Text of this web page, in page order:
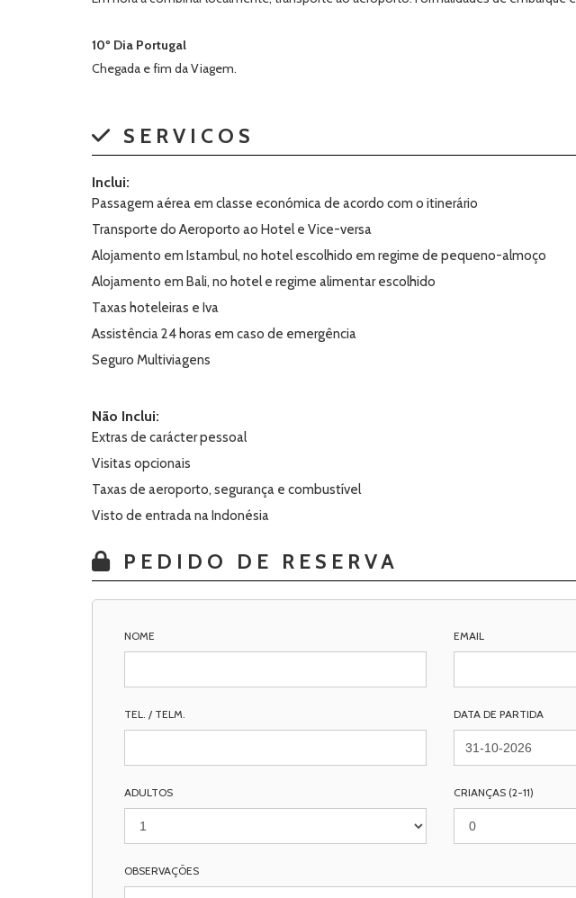
10º Dia Portugal
Chegada e fim da Viagem.
SERVICOS
Inclui:
Passagem aérea em classe económica de acordo com o itinerário
Transporte do Aeroporto ao Hotel e Vice-versa
Alojamento em Istambul, no hotel escolhido em regime de pequeno-almoço
Alojamento em Bali, no hotel e regime alimentar escolhido
Taxas hoteleiras e Iva
Assistência 24 horas em caso de emergência
Seguro Multiviagens
Não Inclui:
Extras de carácter pessoal
Visitas opcionais
Taxas de aeroporto, segurança e combustível
Visto de entrada na Indonésia
PEDIDO DE RESERVA
NOME EMAIL
TEL. / TELM. DATA DE PARTIDA
ADULTOS CRIANÇAS (2-11)
OBSERVAÇÕES